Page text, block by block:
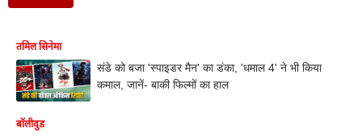
तमिल सिनेमा
संडे को बजा 'स्पाइडर मैन' का डंका, 'धमाल 4' ने भी किया
कमाल, जानें- बाकी फिल्मों का हाल
बॉलीवुड